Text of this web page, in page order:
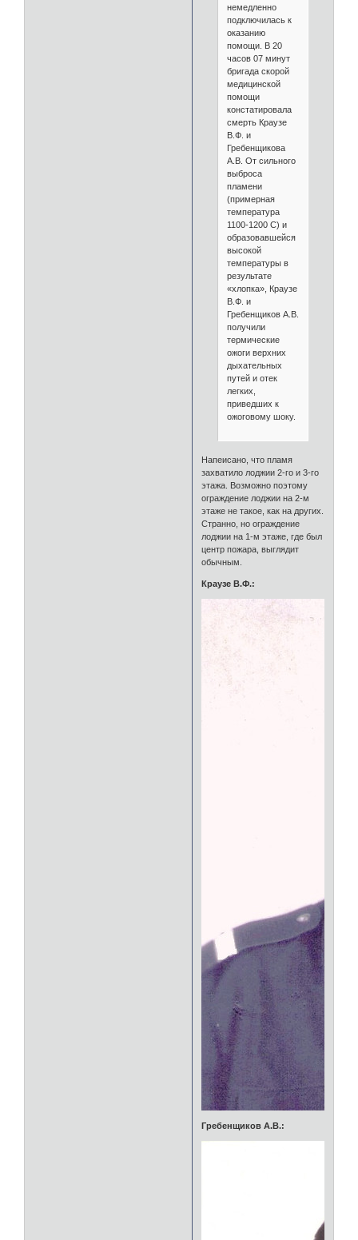
немедленно
подключилась к
оказанию
помощи. В 20
часов 07 минут
бригада скорой
медицинской
помощи
констатировала
смерть Краузе
В.Ф. и
Гребенщикова
А.В. От сильного
выброса
пламени
(примерная
температура
1100-1200 С) и
образовавшейся
высокой
температуры в
результате
«хлопка», Краузе
В.Ф. и
Гребенщиков А.В.
получили
термические
ожоги верхних
дыхательных
путей и отек
легких,
приведших к
ожоговому шоку.
Напеисано, что пламя
захватило лоджии 2-го и 3-го
этажа. Возможно поэтому
ограждение лоджии на 2-м
этаже не такое, как на других.
Странно, но ограждение
лоджии на 1-м этаже, где был
центр пожара, выглядит
обычным.
Краузе В.Ф.:
Гребенщиков А.В.: